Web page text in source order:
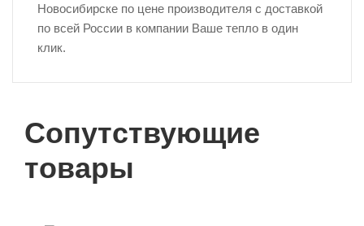
Новосибирске по цене производителя с доставкой
по всей России в компании Ваше тепло в один
клик.
Сопутствующие
товары